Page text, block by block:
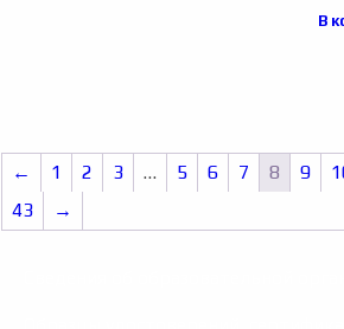
В
← 1 2 3 … 5 6 7 8 9
43
→